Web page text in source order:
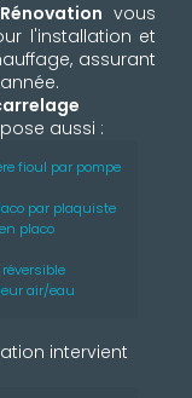
vous
l'installation et
assurant
aussi :
fioul par pompe
par plaquiste
placo
air/eau
intervient